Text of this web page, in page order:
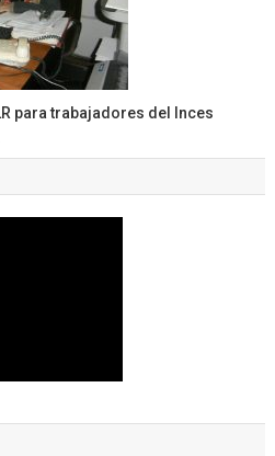
para trabajadores del Inces